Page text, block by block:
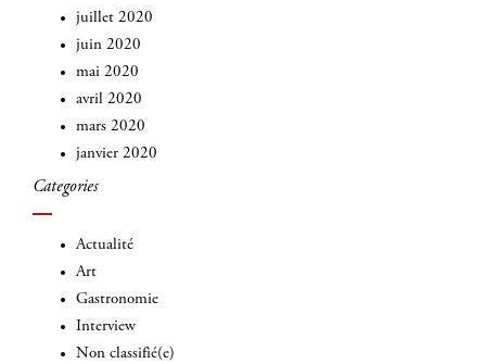
juillet 2020
juin 2020
mai 2020
avril 2020
mars 2020
janvier 2020
Categories
Actualité
Art
Gastronomie
Interview
Non classifié(e)